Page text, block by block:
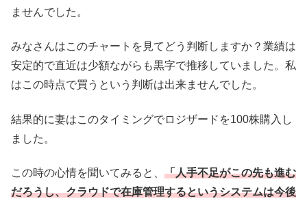
ませんでした。
みなさんはこのチャートを見てどう判断しますか？業績は
安定的で直近は少額ながらも黒字で推移していました。私
はこの時点で買うという判断は出来ませんでした。
結果的に妻はこのタイミングでロジザードを100株購入し
ました。
この時の心情を聞いてみると、 「人手不足がこの先も進む
だろうし、クラウドで在庫管理するというシステムは今後